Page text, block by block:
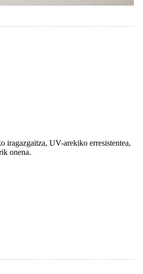
iragazgaitza, UV-arekiko erresistentea,
onena.